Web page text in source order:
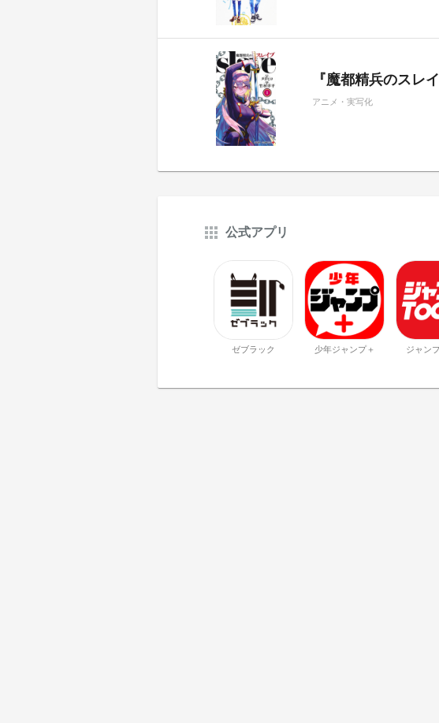
『魔都精兵のスレ
アニメ・実写化
公式アプリ
ゼブラック 少年ジャンプ＋ ジャン